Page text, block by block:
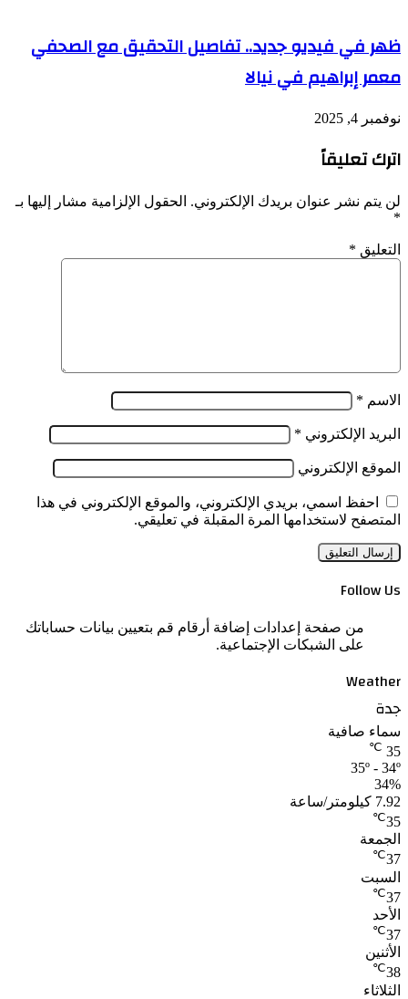
ظهر في فيديو جديد.. تفاصيل التحقيق مع الصحفي
معمر إبراهيم في نيالا
نوفمبر 4, 2025
اترك تعليقاً
لن يتم نشر عنوان بريدك الإلكتروني. الحقول الإلزامية مشار إليها بـ
*
التعليق *
الاسم *
البريد الإلكتروني *
الموقع الإلكتروني
احفظ اسمي، بريدي الإلكتروني، والموقع الإلكتروني في هذا
المتصفح لاستخدامها المرة المقبلة في تعليقي.
Follow Us
من صفحة إعدادات إضافة أرقام قم بتعيين بيانات حساباتك
على الشبكات الإجتماعية.
Weather
جدة
سماء صافية
35
℃
35º - 34º
34%
7.92 كيلومتر/ساعة
35
℃
الجمعة
37
℃
السبت
37
℃
الأحد
37
℃
الأثنين
38
℃
الثلاثاء